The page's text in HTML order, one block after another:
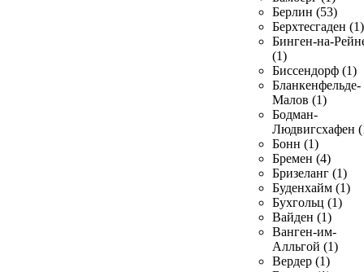
Берлин (53)
Берхтесгаден (1)
Бинген-на-
(1)
Биссендорф (1)
Бланкенфельде-
Малов (1)
Бодман-
Людвигсхафен
Бонн (1)
Бремен (4)
Бризеланг (1)
Буденхайм (1)
Бухгольц (1)
Вайден (1)
Ванген-им-
Алльгой (1)
Вердер (1)